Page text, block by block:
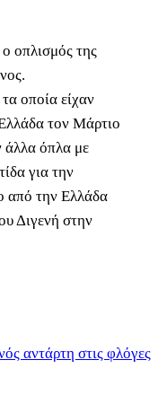
οπλισμός της
οποία είχαν
τον Μάρτιο
άλλα όπλα με
για την
από την Ελλάδα
Διγενή στην